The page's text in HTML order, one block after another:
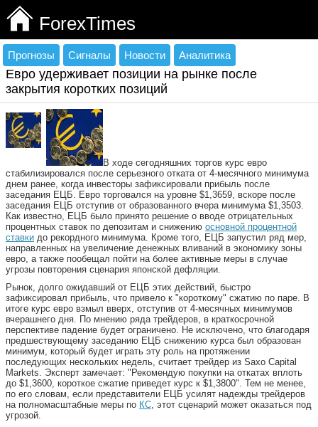
ForexTimes
Прогнозы Сигналы Новости Аналитика
Евро удерживает позиции на рынке после
закрытия коротких позиций
В ходе сегодняшних торгов курс евро
стабилизировался после серьезного отката от 4-месячного минимума
днем ранее, когда инвесторы зафиксировали прибыль после
заседания ЕЦБ. Евро торговался на уровне $1,3659, вскоре после
заседания ЕЦБ отступив от образованного вчера минимума $1,3503.
Как известно, ЕЦБ было принято решение о вводе отрицательных
процентных ставок по депозитам и снижению основной процентной
ставки до рекордного минимума. Кроме того, ЕЦБ запустил ряд мер,
направленных на увеличение денежных вливаний в экономику зоны
евро, а также пообещал пойти на более активные меры в случае
угрозы повторения сценария японской дефляции.
Рынок, долго ожидавший от ЕЦБ этих действий, быстро
зафиксировал прибыль, что привело к "короткому" сжатию по паре. В
итоге курс евро взмыл вверх, отступив от 4-месячных минимумов
вчерашнего дня. По мнению ряда трейдеров, в краткосрочной
перспективе падение будет ограничено. Не исключено, что благодаря
предшествующему заседанию ЕЦБ снижению курса был образован
минимум, который будет играть эту роль на протяжении
последующих нескольких недель, считает трейдер из Saxo Capital
Markets. Эксперт замечает: "Рекомендую покупки на откатах вплоть
до $1,3600, короткое сжатие приведет курс к $1,3800". Тем не менее,
по его словам, если представители ЕЦБ усилят надежды трейдеров
на полномасштабные меры по КС, этот сценарий может оказаться под
угрозой.